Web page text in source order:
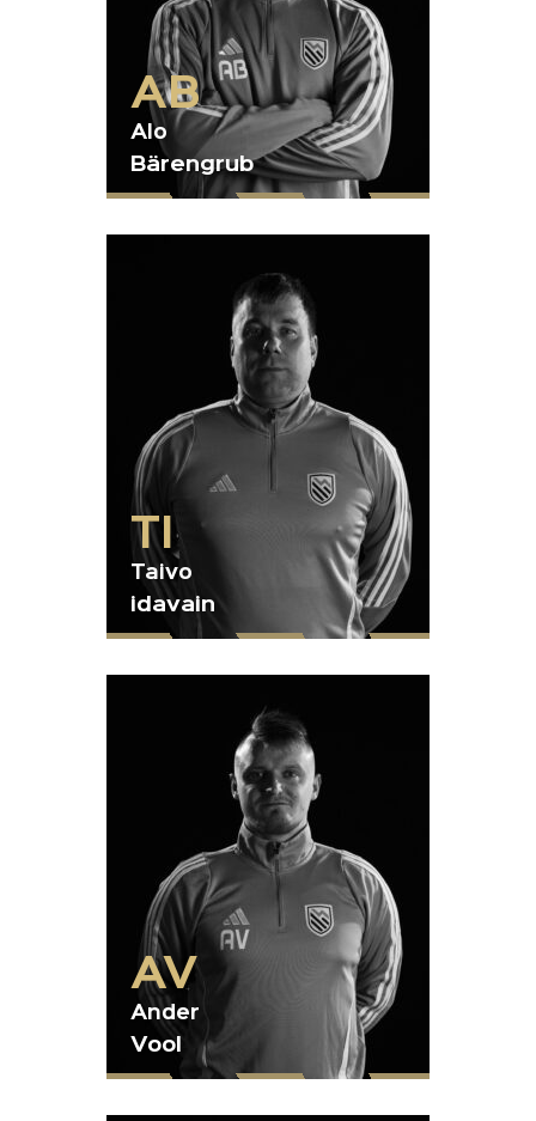
AB
Alo
Bärengrub
TI
Taivo
idavain
AV
Ander
Vool